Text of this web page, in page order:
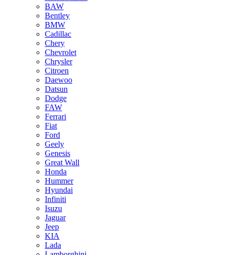
BAW
Bentley
BMW
Cadillac
Chery
Chevrolet
Chrysler
Citroen
Daewoo
Datsun
Dodge
FAW
Ferrari
Fiat
Ford
Geely
Genesis
Great Wall
Honda
Hummer
Hyundai
Infiniti
Isuzu
Jaguar
Jeep
KIA
Lada